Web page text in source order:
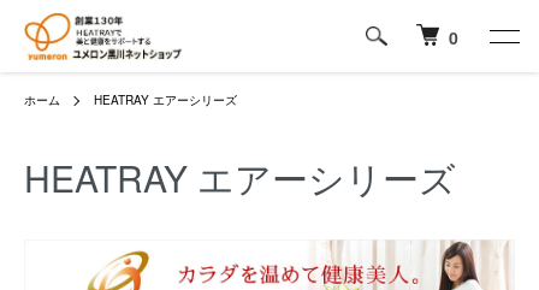
0
ホーム HEATRAY エアーシリーズ
HEATRAY エアーシリーズ